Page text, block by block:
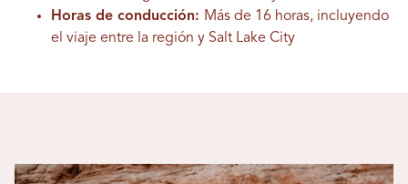
Horas de conducción: Más de 16 horas, incluyendo
el viaje entre la región y Salt Lake City